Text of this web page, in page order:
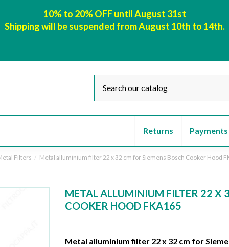
10% to 20% OFF until August 31st
Shipping will be suspended from August 10th to 14th.
Payments
Returns
Filters Metal alluminium filter 22 x 32 cm for Siemens Bosch Cooker Hood
METAL ALLUMINIUM FILTER 22 X
COOKER HOOD FKA165
Metal alluminium filter 22 x 32 cm for